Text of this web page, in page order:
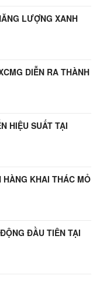
LƯỢNG XANH
DIỄN RA THÀNH
HIỆU SUẤT TẠI
KHAI THÁC MỎ
ĐẦU TIÊN TẠI